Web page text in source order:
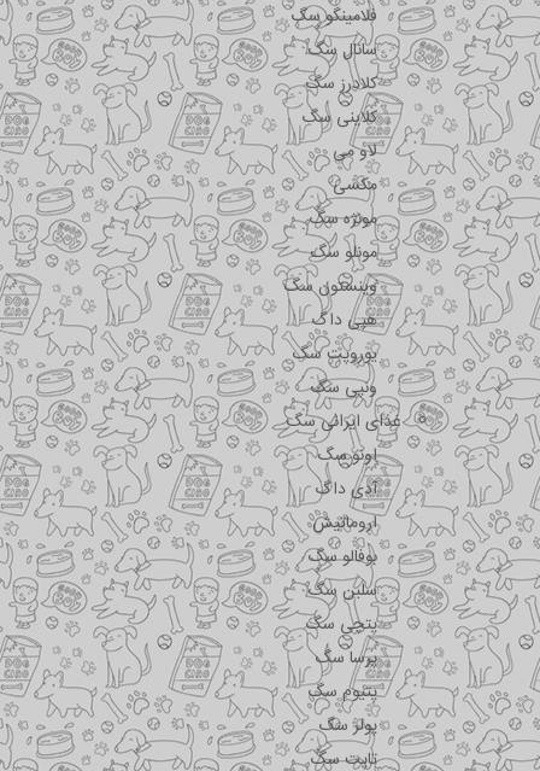
فلامینگو سگ
سانال سگ
کلادرز سگ
کلاینی سگ
لاو می
مکسی
مونژه سگ
مونلو سگ
وینستون سگ
هپی داگ
یوروپت سگ
ونپی سگ
غذای ایرانی سگ
اونو سگ
آدی داگ
اروماتیش
بوفالو سگ
سلبن سگ
پتچی سگ
پرسا سگ
پتیوم سگ
پولر سگ
تاپت سگ